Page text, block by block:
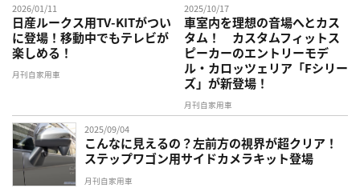
2026/01/11
日産ルークス用TV-KITがつい
に登場！移動中でもテレビが
楽しめる！
月刊自家用車
2025/10/17
車室内を理想の音場へとカス
タム！ カスタムフィットス
ピーカーのエントリーモデ
ル・カロッツェリア「Fシリー
ズ」が新登場！
月刊自家用車
2025/09/04
こんなに見えるの？左前方の視界が超クリア！
ステップワゴン用サイドカメラキット登場
月刊自家用車